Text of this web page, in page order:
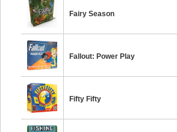
Fairy Season
Fallout: Power Play
Fifty Fifty